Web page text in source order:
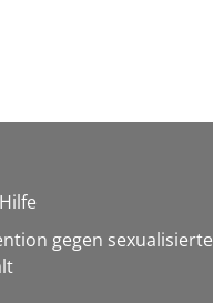
gegen sexualisierte